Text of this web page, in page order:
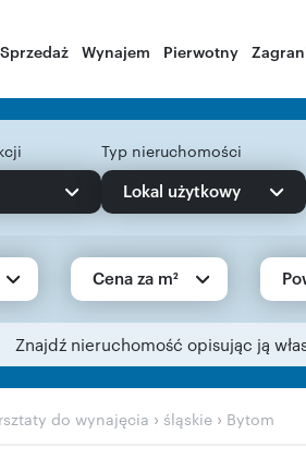
Sprzedaż Wynajem Pierwotny
Typ nieruchomości
Lokal użytkowy
Cena za m²
Znajdź nieruchomość opisując ją
do wynajęcia › śląskie › Bytom